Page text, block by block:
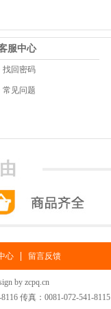
服中心
找回密码
常见问题
心 留言反馈
by zcpq.cn
传真：0081-072-541-8115